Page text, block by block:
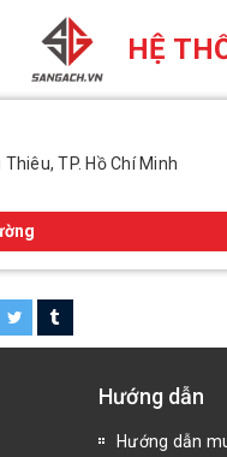
HỆ
TP. Hồ Chí Minh
Hướng dẫn
Hướng dẫn